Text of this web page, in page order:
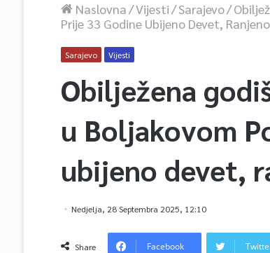
Naslovna/Vijesti/Sarajevo/
Prije 33 Godine Ubijeno Devet,
Sarajevo Vijesti
Obilježena
u Boljakovom
ubijeno devet,
Nedjelja, 28 Septembra 2025, 12:10
Share Facebook